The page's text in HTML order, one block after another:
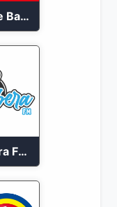
Bésame Barranquilla en vivo 88.6 FM
Rumbera FM en vivo 24/7